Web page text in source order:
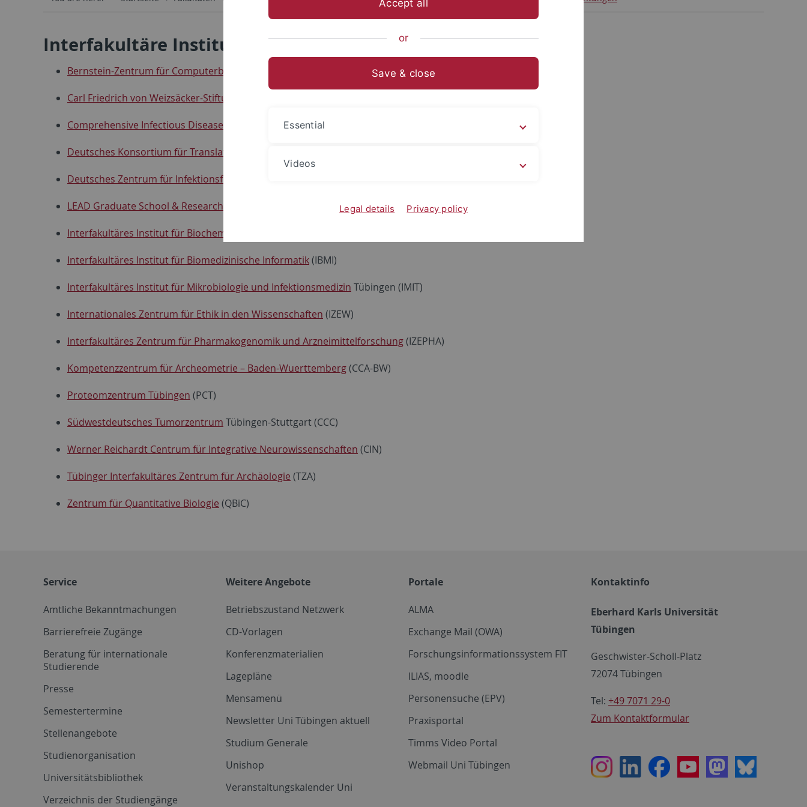
Interfakultäre Institute und Zentren
Bernstein-Zentrum für Computerbasierte Neurowissenschaften Tübingen (BCCN)
Carl Friedrich von Weizsäcker-Stiftungsprofessur für Theorie und Geschichte der Wissenschaften
Comprehensive Infectious Disease Center Tübingen (CIDiC)
Deutsches Konsortium für Translationale Krebsforschung
Deutsches Zentrum für Infektionsforschung
LEAD Graduate School & Research Network
Interfakultäres Institut für Biochemie
Interfakultäres Institut für Biomedizinische Informatik(IBMI)
Interfakultäres Institut für Mikrobiologie und Infektionsmedizin Tübingen (IMIT)
Internationales Zentrum für Ethik in den Wissenschaften (IZEW)
Interfakultäres Zentrum für Pharmakogenomik und Arzneimittelforschung(IZEPHA)
Kompetenzzentrum für Archeometrie – Baden-Wuerttemberg(CCA-BW)
Proteomzentrum Tübingen (PCT)
Südwestdeutsches Tumorzentrum Tübingen-Stuttgart (CCC)
Werner Reichardt Centrum für Integrative Neurowissenschaften (CIN)
Tübinger Interfakultäres Zentrum für Archäologie (TZA)
Zentrum für Quantitative Biologie (QBiC)
Service
Amtliche Bekanntmachungen
Barrierefreie Zugänge
Beratung für internationale
Studierende
Presse
Semestertermine
Stellenangebote
Studienorganisation
Universitätsbibliothek
Verzeichnis der Studiengänge
Weitere Angebote
Betriebszustand Netzwerk
CD-Vorlagen
Konferenzmaterialien
Lagepläne
Mensamenü
Newsletter Uni Tübingen aktuell
Studium Generale
Unishop
Veranstaltungskalender Uni
Portale
ALMA
Exchange Mail (OWA)
Forschungsinformationssystem FIT
ILIAS, moodle
Personensuche (EPV)
Praxisportal
Timms Video Portal
Webmail Uni Tübingen
Kontaktinfo
Eberhard Karls Universität
Tübingen
Geschwister-Scholl-Platz
72074 Tübingen
Tel: +49 7071 29-0
Zum Kontaktformular
InstagramLinkedInFacebookYoutubeMastodon
Bluesky
Accept all
or
Save & close
Essential
Videos
Legal details Privacy policy